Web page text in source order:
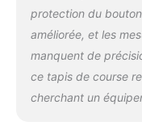
protection du
améliorée, et les
manquent de
ce tapis de course
cherchant un